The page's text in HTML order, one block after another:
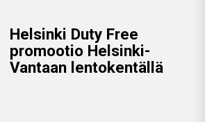
Helsinki Duty Free
promootio Helsinki-
Vantaan lentokentällä